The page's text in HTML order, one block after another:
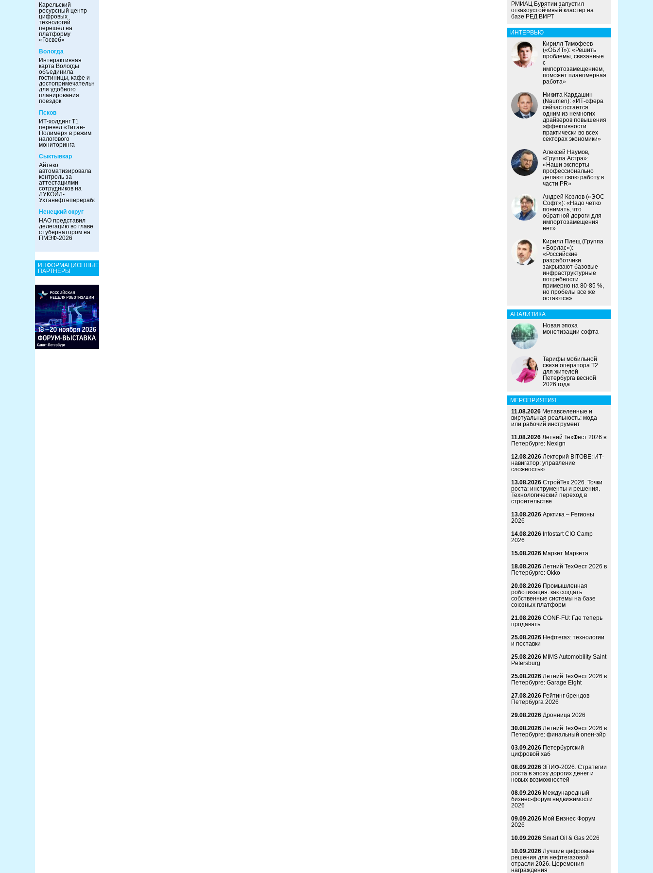
Карельский
ресурсный центр
цифровых
технологий
перешёл на
платформу
«Госвеб»
Вологда
Интерактивная
карта Вологды
объединила
гостиницы, кафе и
достопримечательности
для удобного
планирования
поездок
Псков
ИТ-холдинг Т1
перевел «Титан-
Полимер» в режим
налогового
мониторинга
Сыктывкар
Айтеко
автоматизировала
контроль за
аттестациями
сотрудников на
ЛУКОЙЛ-
Ухтанефтепереработка
Ненецкий округ
НАО представил
делегацию во главе
с губернатором на
ПМЭФ-2026
ИНФОРМАЦИОННЫЕ
ПАРТНЕРЫ
РМИАЦ Бурятии запустил
отказоустойчивый кластер на
базе РЕД ВИРТ
ИНТЕРВЬЮ
Кирилл Тимофеев
(«ОБИТ»): «Решить
проблемы, связанные
с
импортозамещением,
поможет планомерная
работа»
Никита Кардашин
(Naumen): «ИТ-сфера
сейчас остается
одним из немногих
драйверов повышения
эффективности
практически во всех
секторах экономики»
Алексей Наумов,
«Группа Астра»:
«Наши эксперты
профессионально
делают свою работу в
части PR»
Андрей Козлов («ЭОС
Софт»): «Надо четко
понимать, что
обратной дороги для
импортозамещения
нет»
Кирилл Плещ (Группа
«Борлас»):
«Российские
разработчики
закрывают базовые
инфраструктурные
потребности
примерно на 80-85 %,
но пробелы все же
остаются»
АНАЛИТИКА
Новая эпоха
монетизации софта
Тарифы мобильной
связи оператора Т2
для жителей
Петербурга весной
2026 года
МЕРОПРИЯТИЯ
11.08.2026 Метавселенные и
виртуальная реальность: мода
или рабочий инструмент
11.08.2026 Летний ТехФест 2026 в
Петербурге: Nexign
12.08.2026 Лекторий BITOBE: ИТ-
навигатор: управление
сложностью
13.08.2026 СтройТех 2026. Точки
роста: инструменты и решения.
Технологический переход в
строительстве
13.08.2026 Арктика – Регионы
2026
14.08.2026 Infostart CIO Camp
2026
15.08.2026 Маркет Маркета
18.08.2026 Летний ТехФест 2026 в
Петербурге: Okko
20.08.2026 Промышленная
роботизация: как создать
собственные системы на базе
союзных платформ
21.08.2026 CONF-FU: Где теперь
продавать
25.08.2026 Нефтегаз: технологии
и поставки
25.08.2026 MIMS Automobility Saint
Petersburg
25.08.2026 Летний ТехФест 2026 в
Петербурге: Garage Eight
27.08.2026 Рейтинг брендов
Петербурга 2026
29.08.2026 Дронница 2026
30.08.2026 Летний ТехФест 2026 в
Петербурге: финальный опен-эйр
03.09.2026 Петербургский
цифровой хаб
08.09.2026 ЗПИФ-2026. Стратегии
роста в эпоху дорогих денег и
новых возможностей
08.09.2026 Международный
бизнес-форум недвижимости
2026
09.09.2026 Мой Бизнес Форум
2026
10.09.2026 Smart Oil & Gas 2026
10.09.2026 Лучшие цифровые
решения для нефтегазовой
отрасли 2026. Церемония
награждения